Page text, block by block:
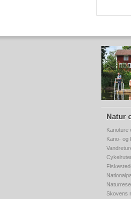
Natur
Kanoture
Kano- og
Skovens